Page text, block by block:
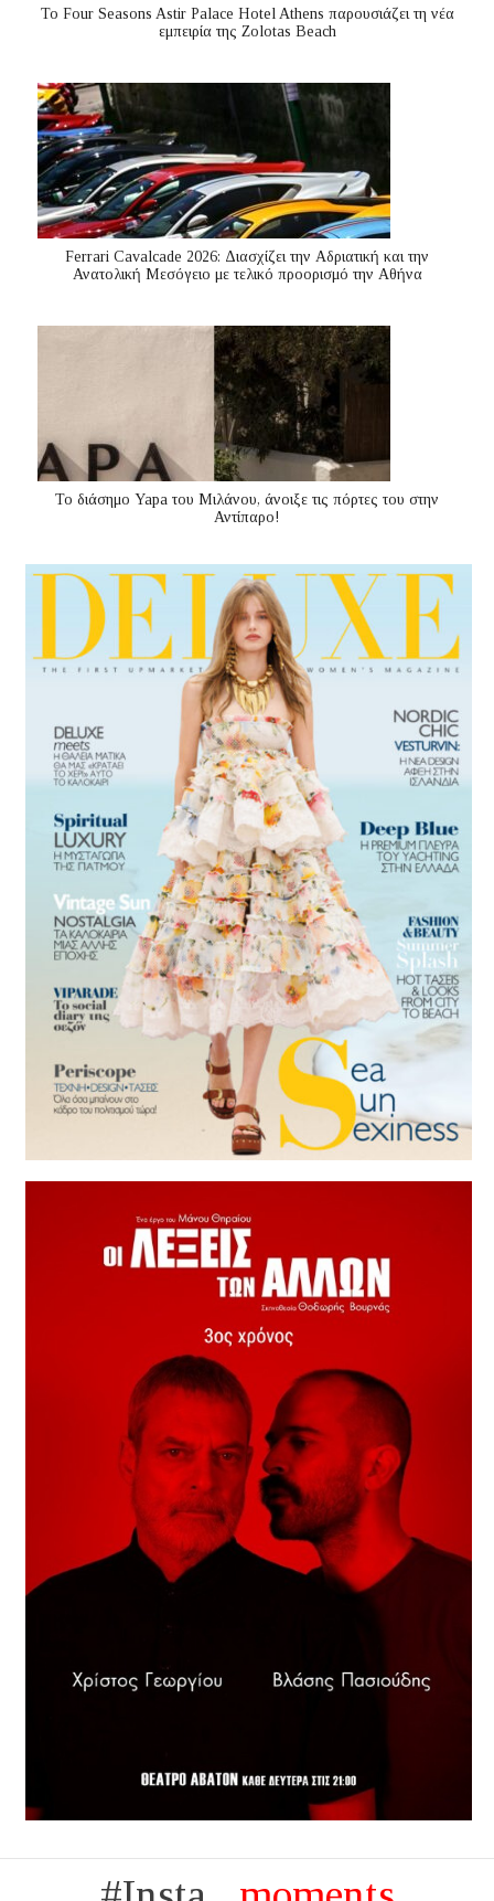
Το Four Seasons Astir Palace Hotel Athens παρουσιάζει τη νέα
εμπειρία της Zolotas Beach
Ferrari Cavalcade 2026: Διασχίζει την Αδριατική και την
Ανατολική Μεσόγειo με τελικό προορισμό την Αθήνα
Το διάσημο Yapa του Μιλάνου, άνοιξε τις πόρτες του στην
Αντίπαρο!